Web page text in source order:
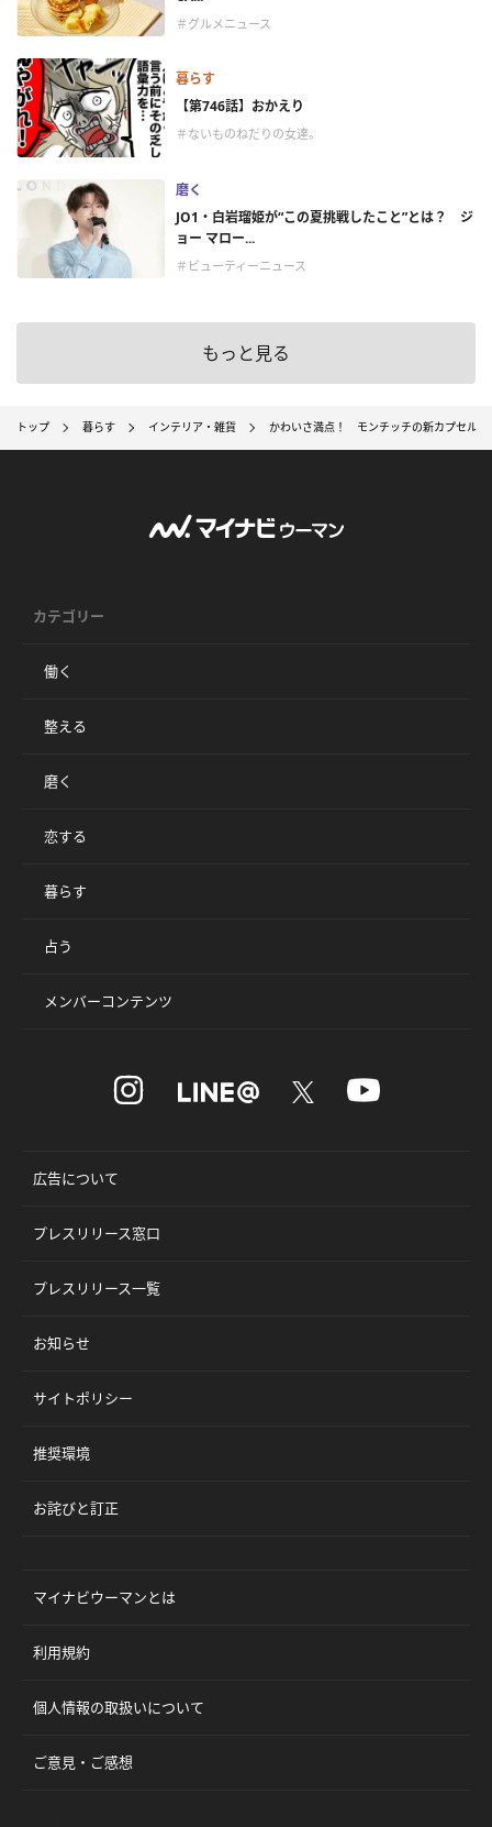
＃グルメニュース
暮らす
【第746話】おかえり
＃ないものねだりの女達。
磨く
JO1・白岩瑠姫が“この夏挑戦したこと”とは？ ジ
ョー マロー...
＃ビューティーニュース
もっと見る
トップ 暮らす インテリア・雑貨 かわいさ満点！ モンチッチの新カプセルト
カテゴリー
働く
整える
磨く
恋する
暮らす
占う
メンバーコンテンツ
広告について
プレスリリース窓口
プレスリリース一覧
お知らせ
サイトポリシー
推奨環境
お詫びと訂正
マイナビウーマンとは
利用規約
個人情報の取扱いについて
ご意見・ご感想